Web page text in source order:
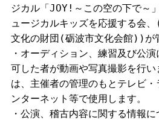
ジカル「JOY!～この空の下で～
ュージカルキッズを応援する会
文化の財団(砺波市文化会館))が
・オーディション、練習及び公
可した者が動画や写真撮影を行
は、主催者の管理のもとテレビ
ンターネット等で使用します。
・公演、稽古内容に関する情報